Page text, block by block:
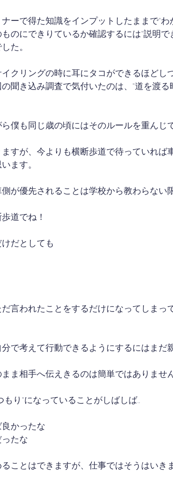
ーで得た知識をインプットしたままで"
のにできりているか確認するには"説明
た。
クリングの時に耳にタコができるほどし
聞き込み調査で気付いたのは、"道を渡
僕も同じ歳の頃にはそのルールを重んじ
すが、今よりも横断歩道で待っていれば
ます。
が優先されることは学校から教わらない
道でね！
だとしても
言われたことをするだけになってしまっ
で考えて行動できるようにするにはまだ
ま相手へ伝えきるのは簡単ではありません
もり"になっていることがしばしば..
かったな
たな
ことはできますが、仕事ではそうはいき